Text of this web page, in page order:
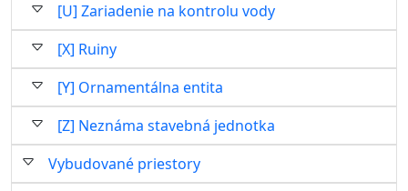
[U] Zariadenie na kontrolu vody
[X] Ruiny
[Y] Ornamentálna entita
[Z] Neznáma stavebná jednotka
Vybudované priestory